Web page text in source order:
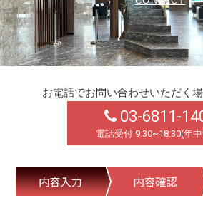
お電話でお問い合わせいただく
03-6811-
電話受付 9:30~18:30(年